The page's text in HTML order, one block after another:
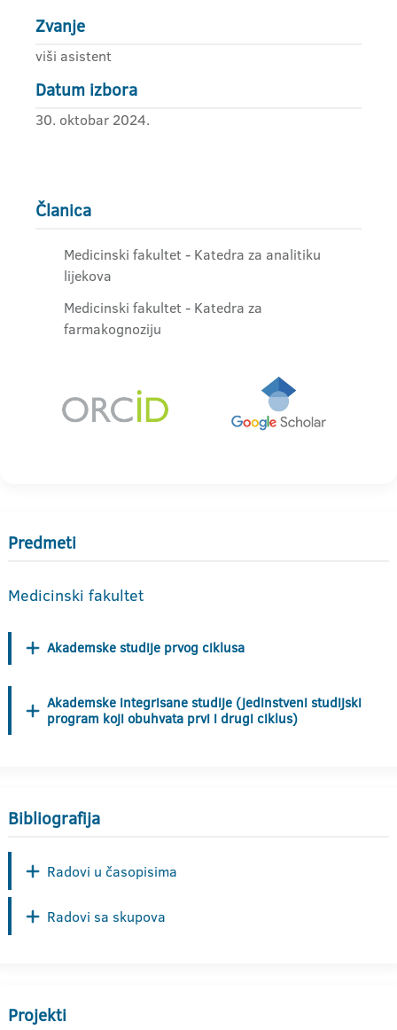
Zvanje
viši asistent
Datum izbora
30. oktobar 2024.
Članica
Medicinski fakultet - Katedra za analitiku
lijekova
Medicinski fakultet - Katedra za
farmakognoziju
Predmeti
Medicinski fakultet
Akademske studije prvog ciklusa
Akademske integrisane studije (jedinstveni studijski
program koji obuhvata prvi i drugi ciklus)
Bibliografija
Radovi u časopisima
Radovi sa skupova
Projekti